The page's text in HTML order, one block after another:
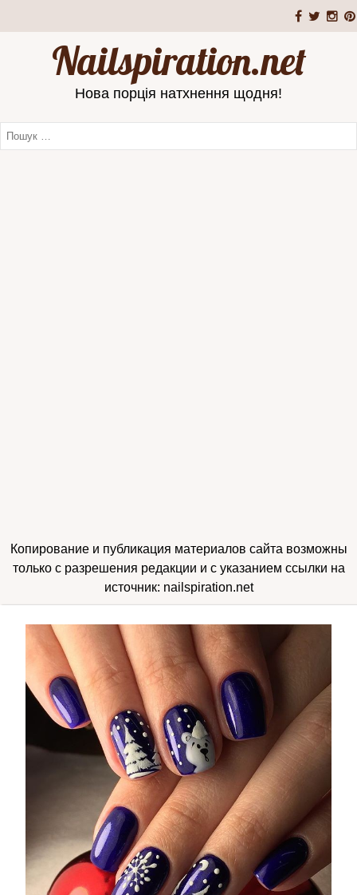
Nailspiration.net
Нова порція натхнення щодня!
Копирование и публикация материалов сайта возможны
только с разрешения редакции и с указанием ссылки на
источник: nailspiration.net